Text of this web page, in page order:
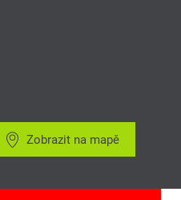
Zobrazit na mapě